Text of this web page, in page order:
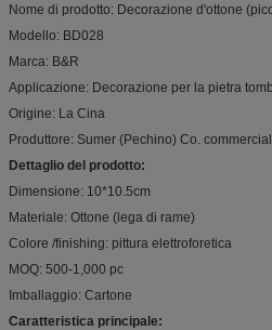
Nome di prodotto: Decorazione d'ottone
Modello: BD028
Marca: B&R
Applicazione: Decorazione per la pietra
Origine: La Cina
Produttore: Sumer (Pechino) Co.
Dettaglio del prodotto:
Dimensione: 10*10.5cm
Materiale: Ottone (lega di rame)
Colore /finishing: pittura elettroforetica
MOQ: 500-1,000 pc
Imballaggio: Cartone
Caratteristica principale: